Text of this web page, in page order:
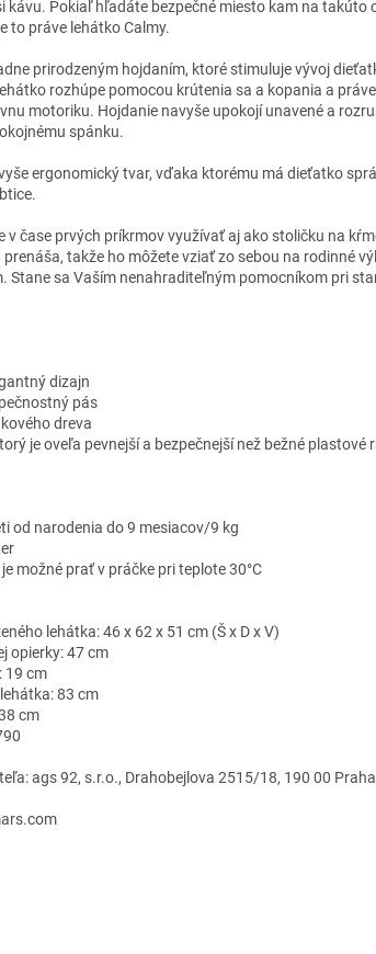
kávu. Pokiaľ hľadáte bezpečné miesto kam na takúto
to práve lehátko Calmy.
prirodzeným hojdaním, ktoré stimuluje vývoj
rozhúpe pomocou krútenia sa a kopania a
motoriku. Hojdanie navyše upokojí unavené a
spánku.
ergonomický tvar, vďaka ktorému má dieťatko
v čase prvých príkrmov využívať aj ako stoličku na
takže ho môžete vziať zo sebou na rodinné
Stane sa Vaším nenahraditeľným pomocníkom pri
dizajn
pás
dreva
je oveľa pevnejší a bezpečnejší než bežné plastové
od narodenia do 9 mesiacov/9 kg
možné prať v práčke pri teplote 30°C
lehátka: 46 x 62 x 51 cm (Š x D x V)
opierky: 47 cm
19 cm
83 cm
cm
ags 92, s.r.o., Drahobejlova 2515/18, 190 00